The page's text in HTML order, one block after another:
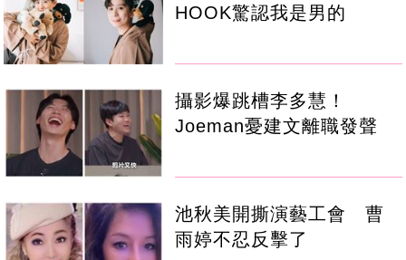
HOOK驚認我是男的
攝影爆跳槽李多慧！
Joeman憂建文離職發聲
池秋美開撕演藝工會 曹
雨婷不忍反擊了